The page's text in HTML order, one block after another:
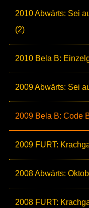
2010 Abwärts: Sei
(2)
2010 Bela B:
2009 Abwärts: Sei
2009 Bela B: Code
2009 FURT:
2008 Abwärts:
2008 FURT: